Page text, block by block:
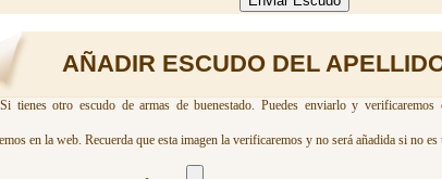
AÑADIR ESCUDO DEL
Si tienes otro escudo de armas de buenestado. Puedes enviarlo y
en la web. Recuerda que esta imagen la verificaremos y no será añadida si no